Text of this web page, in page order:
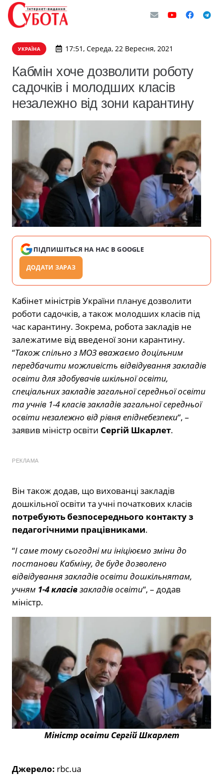
УКРАЇНА 17:51, Середа, 22 Вересня, 2021
Кабмін хоче дозволити роботу
садочків і молодших класів
незалежно від зони карантину
ПІДПИШІТЬСЯ НА НАС В GOOGLE
ДОДАТИ ЗАРАЗ
Кабінет міністрів України планує дозволити
роботи садочків, а також молодших класів під
час карантину. Зокрема, робота закладів не
залежатиме від введеної зони карантину.
“Також спільно з МОЗ вважаємо доцільним
передбачити можливість відвідування закладів
освіти для здобувачів шкільної освіти,
спеціальних закладів загальної середньої освіти
та учнів 1-4 класів закладів загальної середньої
освіти незалежно від рівня епіднебезпеки“, –
заявив міністр освіти Сергій Шкарлет.
РЕКЛАМА
Він також додав, що вихованці закладів
дошкільної освіти та учні початкових класів
потребують безпосереднього контакту з
педагогічними працівниками.
“І саме тому сьогодні ми ініціюємо зміни до
постанови Кабміну, де буде дозволено
відвідування закладів освіти дошкільнятам,
учням 1-4 класівзакладів освіти“, – додав
міністр.
Міністр освіти Сергій Шкарлет
Джерело: rbc.ua